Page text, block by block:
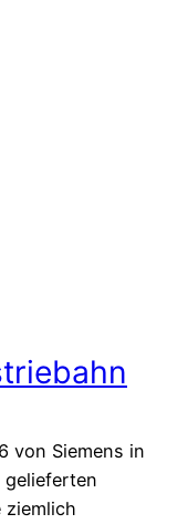
von Siemens in
gelieferten
ziemlich